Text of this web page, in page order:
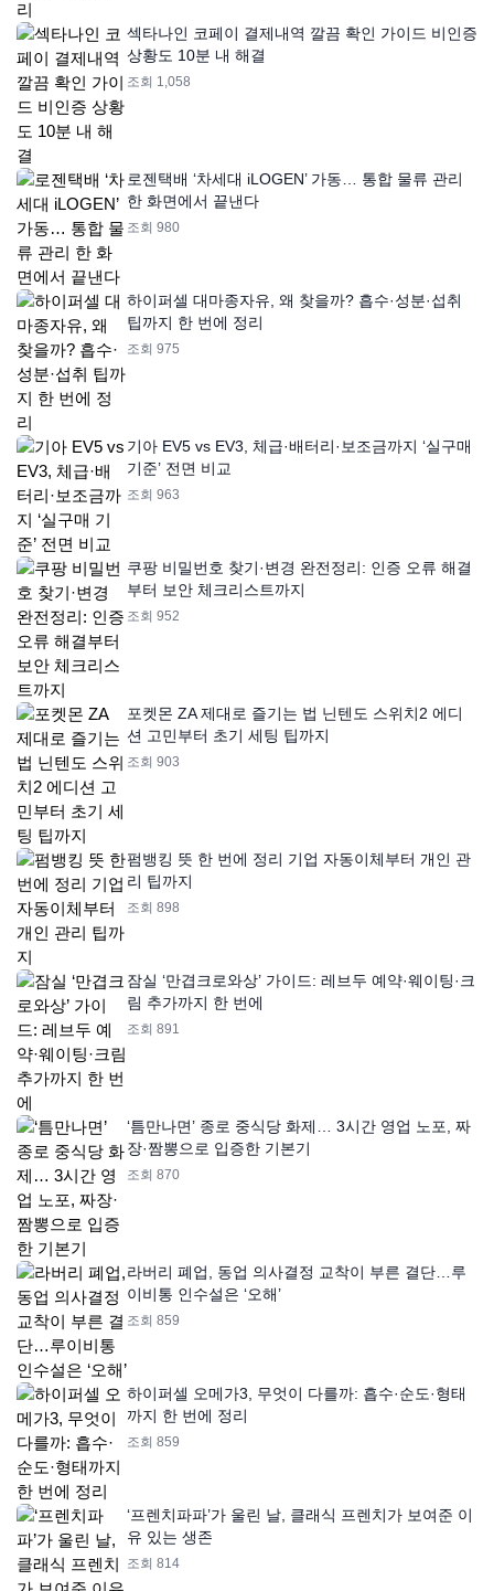
섹타나인 코페이 결제내역 깔끔 확인 가이드 비인증
상황도 10분 내 해결
조회 1,058
로젠택배 ‘차세대 iLOGEN’ 가동… 통합 물류 관리
한 화면에서 끝낸다
조회 980
하이퍼셀 대마종자유, 왜 찾을까? 흡수·성분·섭취
팁까지 한 번에 정리
조회 975
기아 EV5 vs EV3, 체급·배터리·보조금까지 ‘실구매
기준’ 전면 비교
조회 963
쿠팡 비밀번호 찾기·변경 완전정리: 인증 오류 해결
부터 보안 체크리스트까지
조회 952
포켓몬 ZA 제대로 즐기는 법 닌텐도 스위치2 에디
션 고민부터 초기 세팅 팁까지
조회 903
펌뱅킹 뜻 한 번에 정리 기업 자동이체부터 개인 관
리 팁까지
조회 898
잠실 ‘만겹크로와상’ 가이드: 레브두 예약·웨이팅·크
림 추가까지 한 번에
조회 891
‘틈만나면’ 종로 중식당 화제… 3시간 영업 노포, 짜
장·짬뽕으로 입증한 기본기
조회 870
라버리 폐업, 동업 의사결정 교착이 부른 결단…루
이비통 인수설은 ‘오해’
조회 859
하이퍼셀 오메가3, 무엇이 다를까: 흡수·순도·형태
까지 한 번에 정리
조회 859
‘프렌치파파’가 울린 날, 클래식 프렌치가 보여준 이
유 있는 생존
조회 814